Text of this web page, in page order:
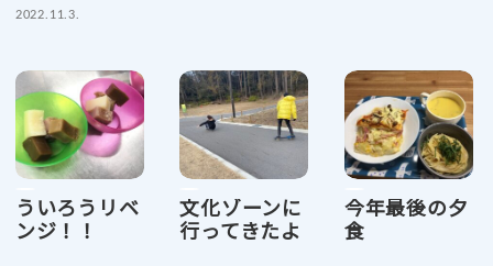
2022.11.3.
ういろうリベ
ンジ！！
文化ゾーンに
行ってきたよ
今年最後の夕
食